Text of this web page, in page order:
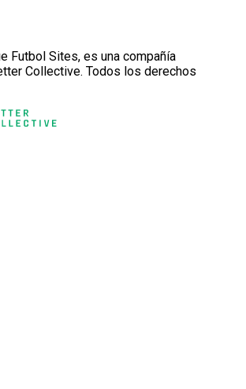
Futbol Sites, es una compañía
Collective. Todos los derechos